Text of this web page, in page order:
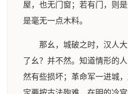
屋，也无门窗；若有门，则
是毫无一点木料。
那幺，城破之时，汉人
了幺？并不然。知道情形的
然有些损坏；革命军一进城